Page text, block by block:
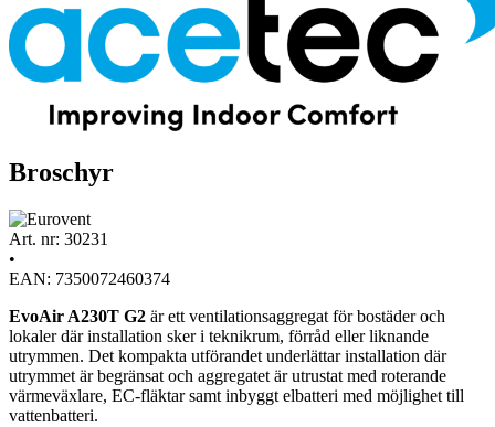
Broschyr
Art. nr: 30231
•
EAN: 7350072460374
EvoAir A230T G2 är ett ventilationsaggregat för bostäder och
lokaler där installation sker i teknikrum, förråd eller liknande
utrymmen. Det kompakta utförandet underlättar installation där
utrymmet är begränsat och aggregatet är utrustat med roterande
värmeväxlare, EC-fläktar samt inbyggt elbatteri med möjlighet till
vattenbatteri.